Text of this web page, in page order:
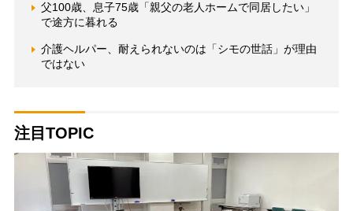
父100歳、息子75歳「親父の老人ホームで同居したい」
で途方に暮れる
介護ヘルパー、耐えられないのは「シモの世話」が理由
ではない
注目TOPIC